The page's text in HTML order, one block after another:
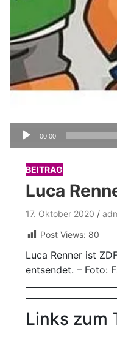
Audio-
Player
00:00
BEITRAG
Luca
17. Oktober 2020
Post Views: 80
Luca Renner ist
entsendet. – Foto:
Links zum